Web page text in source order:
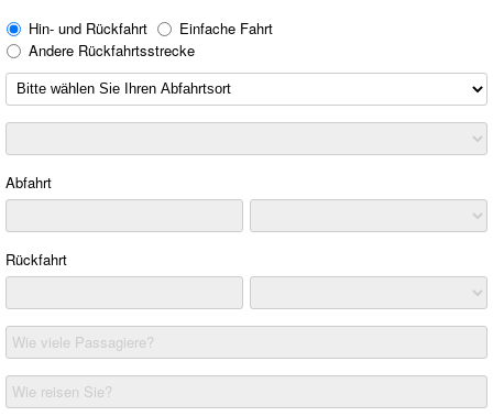
Hin- und Rückfahrt
Einfache Fahrt
Andere Rückfahrtsstrecke
Abfahrt
Rückfahrt
Wie viele Passagiere?
Wie reisen Sie?